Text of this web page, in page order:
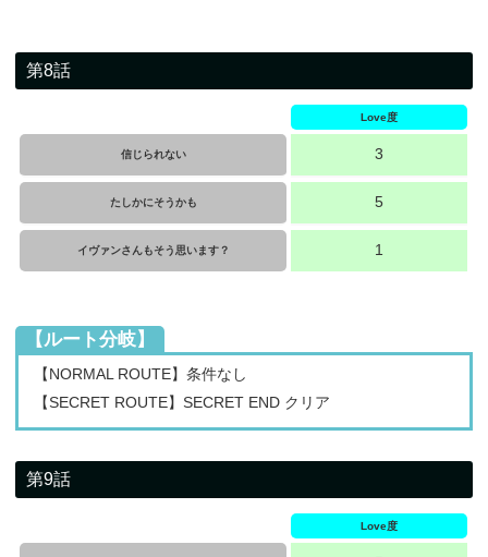
第8話
Love度
信じられない 3
たしかにそうかも 5
イヴァンさんもそう思います？ 1
【ルート分岐】
【NORMAL ROUTE】条件なし
【SECRET ROUTE】SECRET END クリア
第9話
Love度